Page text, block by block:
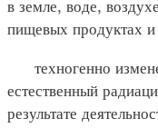
в земле, воде,
пищевых продуктах и
техногенно
естественный
результате